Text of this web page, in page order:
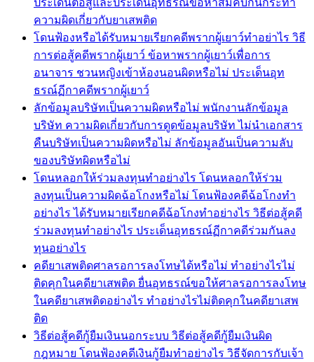
ความผิดเกี่ยวกับยาเสพติด
โดนฟ้องหรือได้รับหมายเรียกคดีพรากผู้เยาว์ทำอย่าไร วิธี
การต่อสู้คดีพรากผู้เยาว์ ข้อหาพรากผู้เยาว์เพื่อการ
อนาจาร ชวนหญิงเข้าห้องนอนผิดหรือไม่ ประเด็นอุท
ธรณ์ฏีกาคดีพรากผู้เยาว์
ลักข้อมูลบริษัทเป็นความผิดหรือไม่ พนักงานลักข้อมูล
บริษัท ความผิดเกี่ยวกับการดูดข้อมูลบริษัท ไม่นำเอกสาร
คืนบริษัทเป็นความผิดหรือไม่ ลักข้อมูลอันเป็นความลับ
ของบริษัทผิดหรือไม่
โดนหลอกให้ร่วมลงทุนทำอย่างไร โดนหลอกให้ร่วม
ลงทุนเป็นความผิดฉ้อโกงหรือไม่ โดนฟ้องคดีฉ้อโกงทำ
อย่างไร ได้รับหมายเรียกคดีฉ้อโกงทำอย่างไร วิธีต่อสู้คดี
ร่วมลงทุนทำอย่างไร ประเด็นอุทธรณ์ฏีกาคดีร่วมกันลง
ทุนอย่างไร
คดียาเสพติดศาลรอการลงโทษได้หรือไม่ ทำอย่างไรไม่
ติดคุกในคดียาเสพติด ยื่นอุทธรณ์ขอให้ศาลรอการลงโทษ
ในคดียาเสพติดอย่างไร ทำอย่างไรไม่ติดคุกในคดียาเสพ
ติด
วิธีต่อสู้คดีกู้ยืมเงินนอกระบบ วิธีต่อสู้คดีกู้ยืมเงินผิด
กฎหมาย โดนฟ้องคดีเงินกู้ยืมทำอย่างไร วิธีจัดการกับเจ้า